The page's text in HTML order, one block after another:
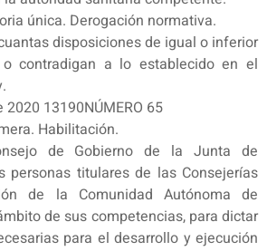
única. Derogación normativa.
disposiciones de igual o inferior
contradigan a lo establecido en el
13190NÚMERO 65
Habilitación.
de Gobierno de la Junta de
personas titulares de las Consejerías
de la Comunidad Autónoma de
de sus competencias, para dictar
para el desarrollo y ejecución